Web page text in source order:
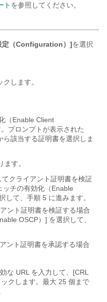
ト を参照してください。
定（Configuration）]を選択
クします。
（Enable Client
プロンプトが表示された
該当する証明書を選択しま
す。
クライアント証明書を検証
ッチの有効化（Enable
して、手順 5 に進みます。
ント証明書を検証する場合
OSCP）] を選択して、
ント証明書を承認する場合
な URL を入力して、[CRL
クします。最大 25 個まで